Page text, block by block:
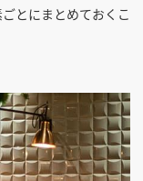
とにまとめておくこ